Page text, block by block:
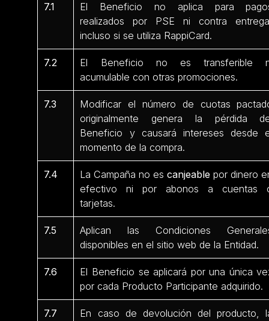
7.1
El Beneficio no aplica para
realizados por PSE ni contra
incluso si se utiliza RappiCard.
7.2
El Beneficio no es transferible
acumulable con otras promociones.
7.3
Modificar el número de cuotas
originalmente genera la pérdida
Beneficio y causará intereses desde
momento de la compra.
7.4 La Campaña no escanjeable por dinero
efectivo ni por abonos a cuentas
tarjetas.
7.5
Aplican las Condiciones
disponibles en el sitio web de la Entidad.
7.6
El Beneficio se aplicará por una única
por cada Producto Participante adquirido.
7.7
En caso de devolución del producto,